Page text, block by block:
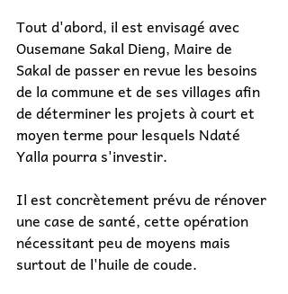
Tout d'abord, il est envisagé avec
Ousemane Sakal Dieng, Maire de
Sakal de passer en revue les besoins
de la commune et de ses villages afin
de déterminer les projets à court et
moyen terme pour lesquels Ndaté
Yalla pourra s'investir.
Il est concrètement prévu de rénover
une case de santé, cette opération
nécessitant peu de moyens mais
surtout de l'huile de coude.